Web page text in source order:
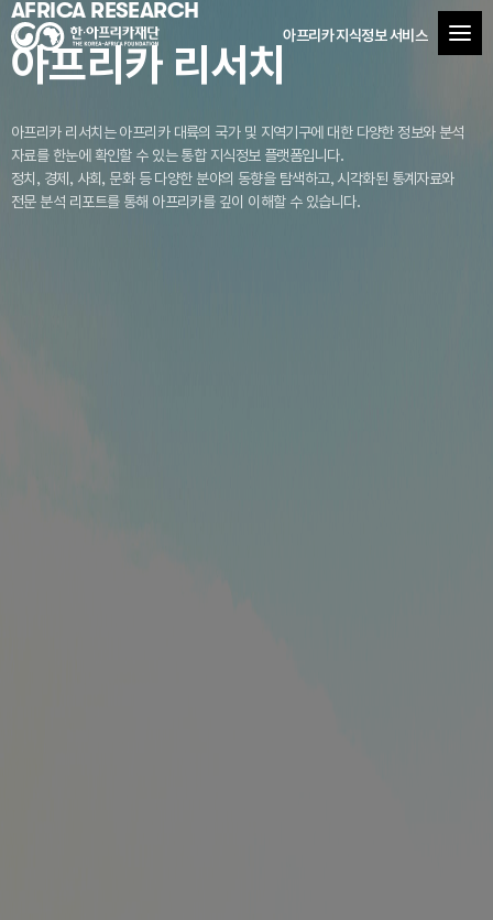
아프리카 지식정보 서비스
AFRICA RESEARCH
아프리카 리서치
아프리카 리서치는 아프리카 대륙의 국가 및 지역기구에 대한 다양한 정보와 분석
자료를 한눈에 확인할 수 있는 통합 지식정보 플랫폼입니다.
정치, 경제, 사회, 문화 등 다양한 분야의 동향을 탐색하고, 시각화된 통계자료와
전문 분석 리포트를 통해 아프리카를 깊이 이해할 수 있습니다.